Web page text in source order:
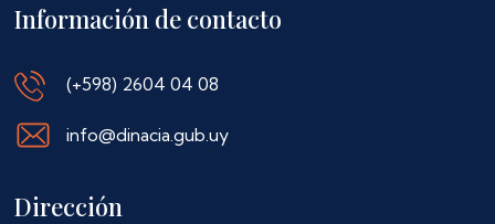
Información de contacto
(+598) 2604 04 08
info@dinacia.gub.uy
Dirección